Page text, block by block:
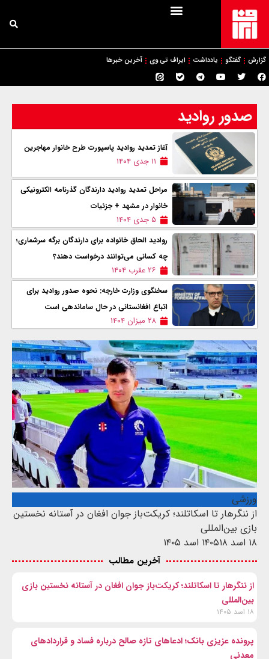
گزارش گفتگو یادداشت ایراف تی وی آخرین خبرها
صدور روادید
آغاز تمدید روادید پاسپورت طرح خانوار مهاجرین
۱۱ جدی ۱۴۰۴
مراحل تمدید روادید دارندگان گذرنامه الکترونیکی
خانوار در مشهد + جزئیات
۵ جدی ۱۴۰۴
روادید الحاق خانواده برای دارندگان برگه سرشماری؛
چه کسانی می‌توانند درخواست دهند؟
۲۶ عقرب ۱۴۰۴
سخنگوی وزارت خارجه: نحوه صدور روادید برای
اتباع افغانستانی در حال ساماندهی است
۲۸ میزان ۱۴۰۴
ورزشی
از ننگرهار تا اسکاتلند؛ کریکت‌باز جوان افغان در آستانه نخستین
بازی بین‌المللی
۱۸ اسد ۱۴۰۵
۱۸ اسد ۱۴۰۵
آخرین مطالب
از ننگرهار تا اسکاتلند؛ کریکت‌باز جوان افغان در آستانه نخستین بازی
بین‌المللی
۱۸ اسد ۱۴۰۵
پرونده عزیزی بانک؛ ادعاهای تازه صالح درباره فساد و قراردادهای
معدنی